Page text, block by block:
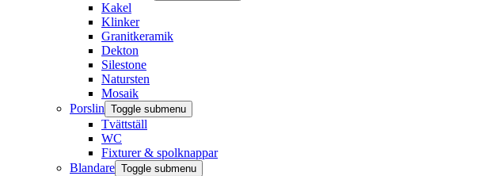
Kakel
Klinker
Granitkeramik
Dekton
Silestone
Natursten
Mosaik
Porslin Toggle submenu
Tvättställ
WC
Fixturer & spolknappar
Blandare Toggle submenu